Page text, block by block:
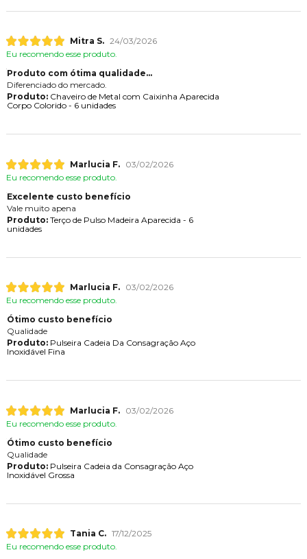
Mitra S. 24/03/2026
Eu recomendo esse produto.
Produto com ótima qualidade...
Diferenciado do mercado.
Produto:Chaveiro de Metal com Caixinha Aparecida
Corpo Colorido - 6 unidades
Marlucia F.
03/02/2026
Eu recomendo esse produto.
Excelente custo benefício
Vale muito apena
Produto:Terço de Pulso Madeira Aparecida - 6
unidades
Marlucia F.
03/02/2026
Eu recomendo esse produto.
Ótimo custo benefício
Qualidade
Produto:Pulseira Cadeia Da Consagração Aço
Inoxidável Fina
Marlucia F.
03/02/2026
Eu recomendo esse produto.
Ótimo custo benefício
Qualidade
Produto:Pulseira Cadeia da Consagração Aço
Inoxidável Grossa
Tania C. 17/12/2025
Eu recomendo esse produto.